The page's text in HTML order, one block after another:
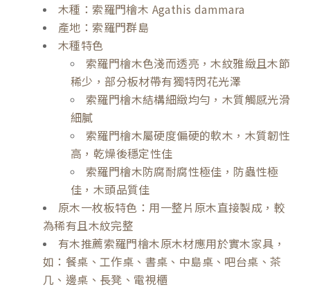
木種：索羅門檜木 Agathis dammara
產地：索羅門群島
木種特色
索羅門檜木色淺而透亮，木紋雅緻且木節
稀少，部分板材帶有獨特閃花光澤
索羅門檜木結構細緻均勻，木質觸感光滑
細膩
索羅門檜木屬硬度偏硬的軟木，木質韌性
高，乾燥後穩定性佳
索羅門檜木防腐耐腐性極佳，防蟲性極
佳，木頭品質佳
原木一枚板特色：用一整片原木直接製成，較
為稀有且木紋完整
有木推薦索羅門檜木原木材應用於實木家具，
如：餐桌、工作桌、書桌、中島桌、吧台桌、茶
几、邊桌、長凳、電視櫃